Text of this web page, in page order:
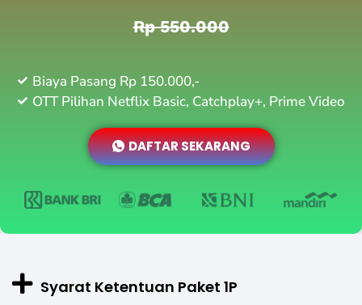
Rp 550.000
Biaya Pasang Rp 150.000,-
OTT Pilihan Netflix Basic, Catchplay+, Prime Video
DAFTAR SEKARANG
Syarat Ketentuan Paket 1P